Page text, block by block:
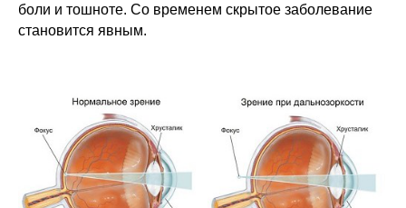
боли и тошноте. Со временем скрытое заболевание
становится явным.